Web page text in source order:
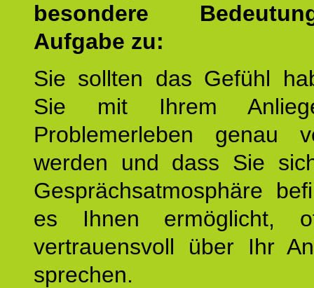
besondere
Aufgabe zu:
Sie sollten das Gefühl
Sie mit Ihrem
Problemerleben genau
werden und dass Sie
Gesprächsatmosphäre
es Ihnen ermöglicht,
vertrauensvoll über Ihr
sprechen.